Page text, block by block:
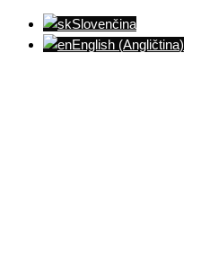
Slovenčina
English (Angličtina)